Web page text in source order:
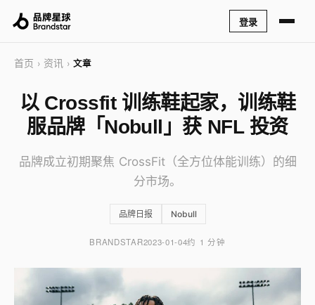
登录
首页 › 资讯 › 文章
以 Crossfit 训练鞋起家，训练鞋
服品牌「Nobull」获 NFL 投资
品牌成立初期聚焦 CrossFit（全方位体能训练）的细
分市场。
品牌日报 Nobull
BRANDSTAR2023-01-04约 1 分钟